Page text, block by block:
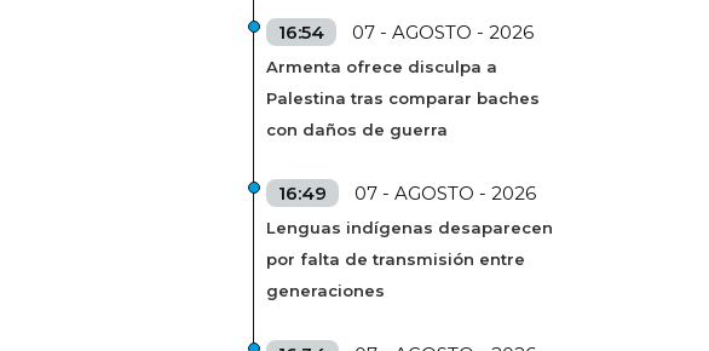
16:54 07 - AGOSTO - 2026
Armenta ofrece disculpa a
Palestina tras comparar baches
con daños de guerra
16:49 07 - AGOSTO - 2026
Lenguas indígenas desaparecen
por falta de transmisión entre
generaciones